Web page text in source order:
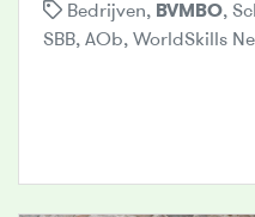
Bedrijven, BVMBO,
SBB, AOb, WorldSkills